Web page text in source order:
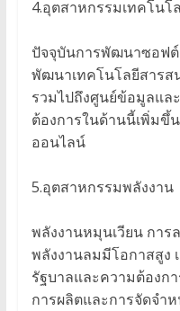
4.อุตสาหกรรมเทคโนโ
ปัจจุบันการพัฒนาซอฟ
พัฒนาเทคโนโลยีสารส
รวมไปถึงศูนย์ข้อมูลแล
ต้องการในด้านนี้เพิ่มขึ้
ออนไลน์
5.อุตสาหกรรมพลังงาน
พลังงานหมุนเวียน การ
พลังงานลมมีโอกาสสูง
รัฐบาลและความต้องก
การผลิตและการจัดจำ